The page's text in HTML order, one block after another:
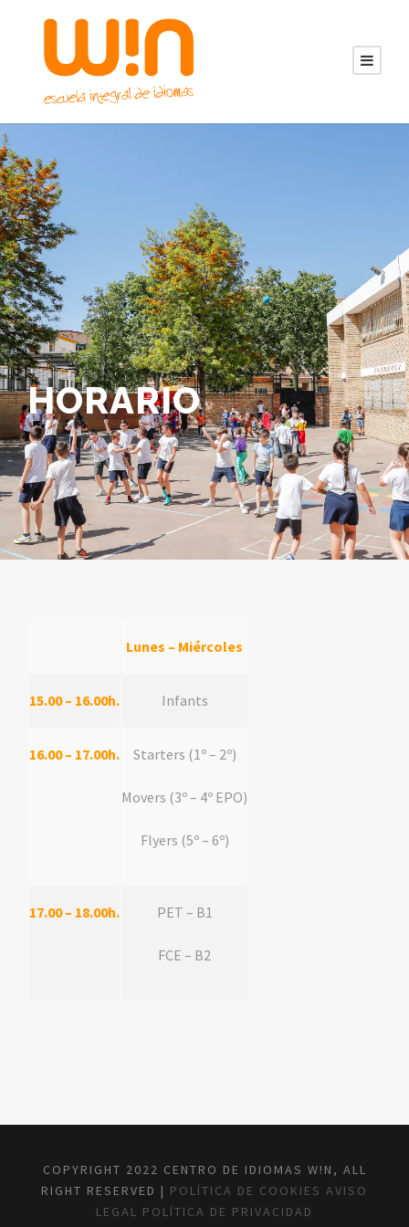
HORARIO
Lunes – Miércoles
15.00 – 16.00h. Infants
16.00 – 17.00h. Starters (1º – 2º)
Movers (3º – 4º EPO)
Flyers (5º – 6º)
17.00 – 18.00h. PET – B1
FCE – B2
COPYRIGHT 2022 CENTRO DE IDIOMAS W!N, ALL
RIGHT RESERVED | POLÍTICA DE COOKIES AVISO
LEGAL POLÍTICA DE PRIVACIDAD